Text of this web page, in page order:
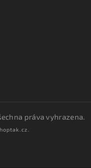
práva vyhrazena.